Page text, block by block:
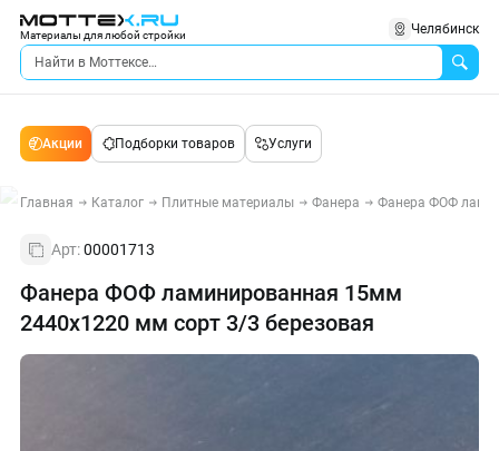
Материалы для любой стройки Челябинск
Акции Подборки товаров Услуги
Главная Каталог Плитные материалы Фанера Фанера ФОФ
Арт:00001713
Фанера ФОФ ламинированная 15мм
2440х1220 мм сорт 3/3 березовая